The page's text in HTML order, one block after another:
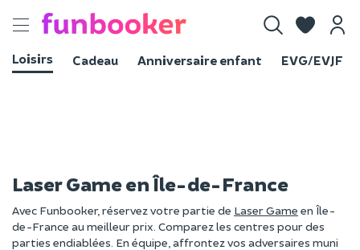
Toggle
Loisirs
Cadeau Anniversaire enfant EVG/EVJF
Laser Game en Île-de-France
Avec Funbooker, réservez votre partie de Laser Game en Île-
de-France au meilleur prix. Comparez les centres pour des
parties endiablées. En équipe, affrontez vos adversaires muni